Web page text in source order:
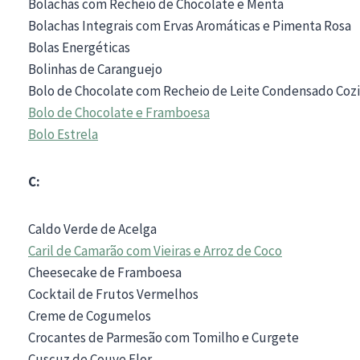
Bolachas com Recheio de Chocolate e Menta
Bolachas Integrais com Ervas Aromáticas e Pimenta Rosa
Bolas Energéticas
Bolinhas de Caranguejo
Bolo de Chocolate com Recheio de Leite Condensado
Bolo de Chocolate e Framboesa
Bolo Estrela
C:
Caldo Verde de Acelga
Caril de Camarão com Vieiras e Arroz de Coco
Cheesecake de Framboesa
Cocktail de Frutos Vermelhos
Creme de Cogumelos
Crocantes de Parmesão com Tomilho e Curgete